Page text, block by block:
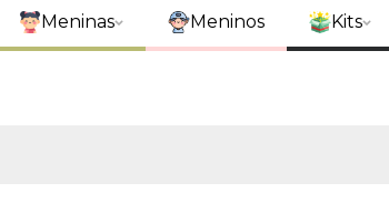
Meninas Meninos Kits